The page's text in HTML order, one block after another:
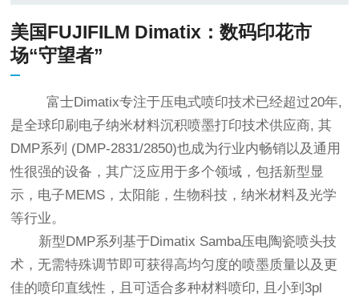
美国FUJIFILM Dimatix：数码印花市
场“守望者”
富士Dimatix专注于压电式喷印技术已经超过20年,
是全球印刷电子纳米材料沉积喷墨打印技术供应商, 其
DMP系列 (DMP-2831/2850)也成为行业内畅销以及通用
性很强的设备，其广泛应用于多个领域，包括新型显
示，电子MEMS，太阳能，生物科技，纳米材料及光学
等行业。
新型DMP系列基于Dimatix Samba压电陶瓷喷头技
术，无需特殊调节即可获得高均匀度的喷墨质量以及更
佳的喷印直线性，且可适合多种材料喷印, 且小到3pl